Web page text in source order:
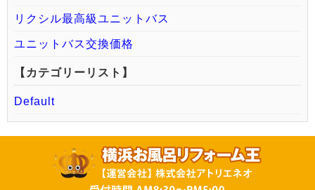
リクシル最高級ユニットバス
ユニットバス交換価格
【カテゴリーリスト】
Default